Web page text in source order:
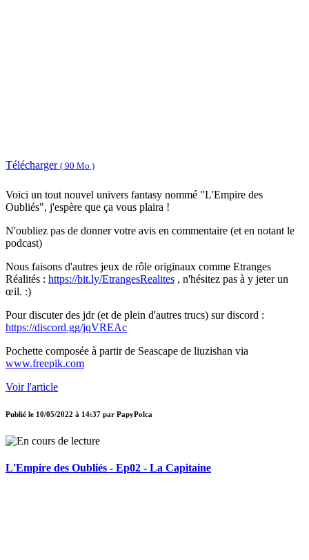
Télécharger ( 90 Mo )
Voici un tout nouvel univers fantasy nommé "L'Empire des
Oubliés", j'espère que ça vous plaira !
N'oubliez pas de donner votre avis en commentaire (et en notant le
podcast)
Nous faisons d'autres jeux de rôle originaux comme Etranges
Réalités : https://bit.ly/EtrangesRealites , n'hésitez pas à y jeter un
œil. :)
Pour discuter des jdr (et de plein d'autres trucs) sur discord :
https://discord.gg/jqVREAc
Pochette composée à partir de Seascape de liuzishan via
www.freepik.com
Voir l'article
Publié le 10/05/2022 à 14:37 par PapyPolca
L'Empire des Oubliés - Ep02 - La Capitaine